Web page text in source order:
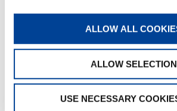
ALLOW ALL
ALLOW SELECTION
USE NECESSARY
Optional
Abstützträger
Optional